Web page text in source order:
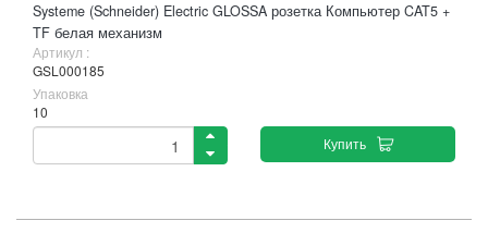
Systeme (Schneider) Electric GLOSSA розетка Компьютер CAT5 +
TF белая механизм
Артикул :
GSL000185
Упаковка
10
Купить